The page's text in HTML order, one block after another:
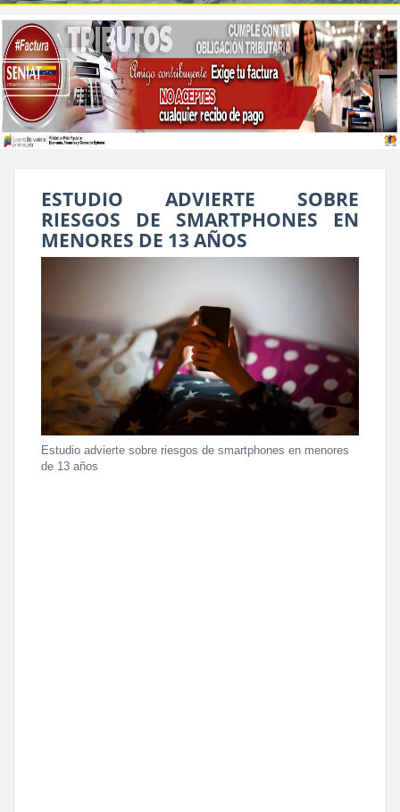
ESTUDIO ADVIERTE SOBRE
RIESGOS DE SMARTPHONES EN
MENORES DE 13 AÑOS
Estudio advierte sobre riesgos de smartphones en menores
de 13 años